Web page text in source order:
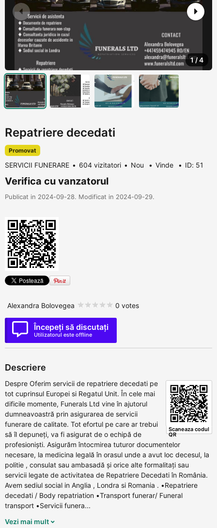
1/4
Repatriere decedati
Promovat
SERVICII FUNERARE 604 vizitatori Nou Vinde ID: 51
Verifica cu vanzatorul
Publicat in 2024-09-28. Modificat in 2024-09-29.
Alexandra Bolovegea 0 votes
Începeți să discutați
Utilizatorul este offline
Descriere
Scaneaza codul
QR
Despre Oferim servicii de repatriere decedati pe
tot cuprinsul Europei si Regatul Unit. În cele mai
dificile momente, Funerals Ltd vine în ajutorul
dumneavoastră prin asigurarea de servicii
funerare de calitate. Tot efortul pe care ar trebui
să îl depuneți, va fi asigurat de o echipă de
profesionişti. Asigurăm întocmirea tuturor documentelor
necesare, la medicina legală în orasul unde a avut loc decesul, la
politie , consulat sau ambasadă și orice alte formalitați sau
servicii legate de activitatea de Repatriere Decedati în România.
Avem sediul social in Anglia , Londra si Romania . •Repatriere
decedati / Body repatriation •Transport funerar/ Funeral
transport •Servicii funera...
Vezi mai mult